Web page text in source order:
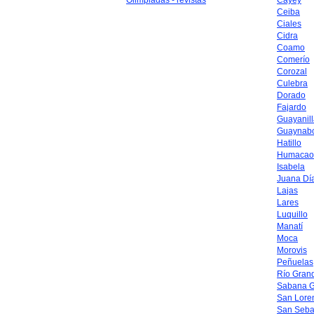
Ceiba
Ciales
Cidra
Coamo
Comerío
Corozal
Culebra
Dorado
Fajardo
Hatillo
Humacao
Isabela
Juana
Lajas
Lares
Luquillo
Manatí
Moca
Morovis
Peñuelas
Río
Sabana
San
San